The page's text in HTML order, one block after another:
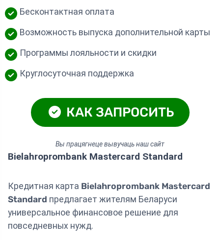
Бесконтактная оплата
Возможность выпуска дополнительной карты
Программы лояльности и скидки
Круглосуточная поддержка
КАК ЗАПРОСИТЬ
Вы працягнеце вывучаць наш сайт
Bielahroprombank Mastercard Standard
Кредитная карта Bielahroprombank Mastercard
Standard предлагает жителям Беларуси
универсальное финансовое решение для
повседневных нужд.